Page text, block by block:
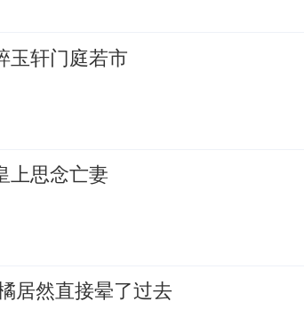
玉轩门庭若市
上思念亡妻
居然直接晕了过去